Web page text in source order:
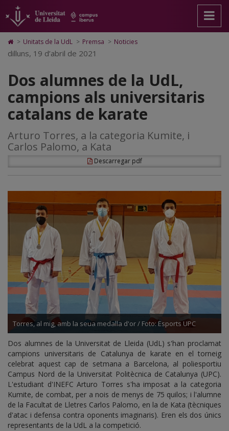
Dos
alumnes
de
la
UdL,
campions
als
universitaris
catalans
karate
pàgina
principal.
Universitat
Lleida
contingut
principal
Mapa
Web.
Universitat
Cerca
Accessibilitat.
Universitat
Lleida
Icono
de
Home
ir
a
la
página
de
inicio
> Unitats de la UdL > Premsa > Noticies
dilluns, 19 d’abril de 2021
Dos alumnes de la UdL,
campions als universitaris
catalans de karate
Arturo Torres, a la categoria Kumite, i
Carlos Palomo, a Kata
Descarregar pdf
Torres, al mig, amb la seua medalla d'or / Foto: Esports UPC
Dos alumnes de la Universitat de Lleida (UdL) s'han proclamat
campions universitaris de Catalunya de karate en el torneig
celebrat aquest cap de setmana a Barcelona, al poliesportiu
Campus Nord de la Universitat Politècnica de Catalunya (UPC).
L'estudiant d'INEFC Arturo Torres s'ha imposat a la categoria
Kumite, de combat, per a nois de menys de 75 quilos; i l'alumne
de la Facultat de Lletres Carlos Palomo, en la de Kata (tècniques
d'atac i defensa contra oponents imaginaris). Eren els dos únics
representants de la UdL a la competició.